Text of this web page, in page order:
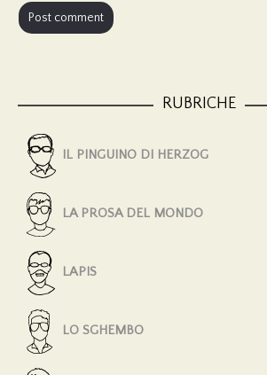
RUBRICHE
IL PINGUINO DI HERZOG
LA PROSA DEL MONDO
LAPIS
LO SGHEMBO